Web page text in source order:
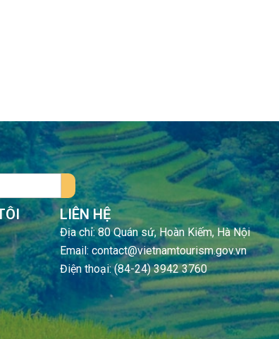
LIÊN HỆ
Địa chỉ: 80 Quán sứ, Hoàn Kiếm, Hà Nội
Email: contact@vietnamtourism.gov.vn
Điện thoại: (84-24) 3942 3760